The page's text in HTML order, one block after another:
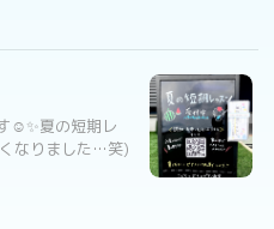
☺️✨夏の短期レ
なりました…笑)